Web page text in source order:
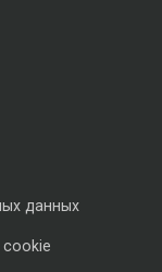
данных
cookie